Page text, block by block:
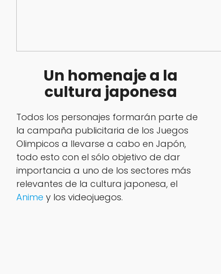
Un homenaje a la
cultura japonesa
Todos los personajes formarán parte de
la campaña publicitaria de los Juegos
Olimpicos a llevarse a cabo en Japón,
todo esto con el sólo objetivo de dar
importancia a uno de los sectores más
relevantes de la cultura japonesa, el
Anime y los videojuegos.